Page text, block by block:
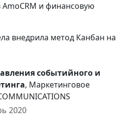
AmoCRM и финансовую
внедрила метод Канбан на
событийного и
, Маркетинговое
2020